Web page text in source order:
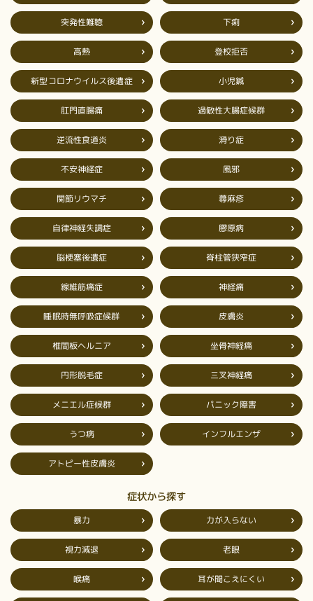
突発性難聴 下痢
高熱 登校拒否
新型コロナウイルス後遺症 小児鍼
肛門直腸痛 過敏性大腸症候群
逆流性食道炎 滑り症
不安神経症 風邪
関節リウマチ 蕁麻疹
自律神経失調症 膠原病
脳梗塞後遺症 脊柱管狭窄症
線維筋痛症 神経痛
睡眠時無呼吸症候群 皮膚炎
椎間板ヘルニア 坐骨神経痛
円形脱毛症 三叉神経痛
メニエル症候群 パニック障害
うつ病 インフルエンザ
アトピー性皮膚炎
症状から探す
暴力 力が入らない
視力減退 老眼
喉痛 耳が聞こえにくい